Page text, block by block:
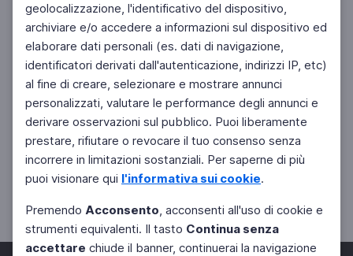
geolocalizzazione, l'identificativo del dispositivo,
archiviare e/o accedere a informazioni sul dispositivo ed
elaborare dati personali (es. dati di navigazione,
identificatori derivati dall'autenticazione, indirizzi IP, etc)
al fine di creare, selezionare e mostrare annunci
personalizzati, valutare le performance degli annunci e
derivare osservazioni sul pubblico. Puoi liberamente
prestare, rifiutare o revocare il tuo consenso senza
incorrere in limitazioni sostanziali. Per saperne di più
puoi visionare qui l'informativa sui cookie.
Premendo Acconsento, acconsenti all'uso di cookie e
strumenti equivalenti. Il tasto Continua senza
accettare chiude il banner, continuerai la navigazione